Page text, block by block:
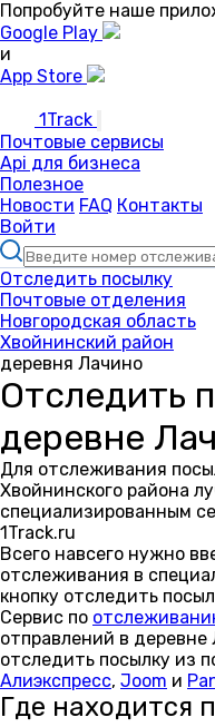
Попробуйте наше
Google Play
и
App Store
1Track
Почтовые сервисы
Api для бизнеса
Полезное
Новости FAQ Контакты
Войти
Отследить посылку
Почтовые отделения
Новгородская область
Хвойнинский район
деревня Лачино
Отследить
деревне
Для отслеживания
Хвойнинского района
специализированным
1Track.ru
Всего навсего нужно
отслеживания в
кнопку отследить
Сервис по
отправлений в
отследить посылку из
Алиэкспресс, Joom и
Где находится